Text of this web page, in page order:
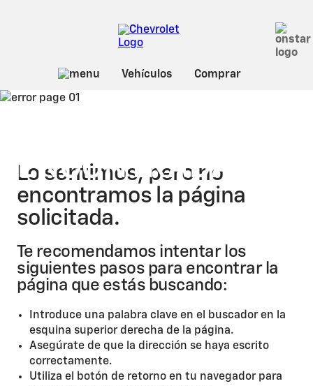
ENCONTRADA
Lo sentimos, pero no
encontramos la página
solicitada.
Te recomendamos intentar los
siguientes pasos para encontrar la
página que estás buscando:
Introduce una palabra clave en el buscador en la
esquina superior derecha de la página.
Asegúrate de que la dirección se haya escrito
correctamente.
Utiliza el botón de retorno en tu navegador para